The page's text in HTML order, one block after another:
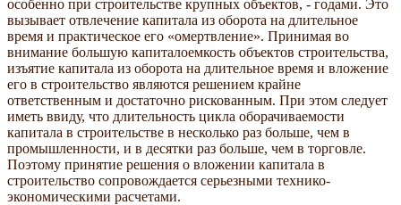
особенно при строительстве крупных объектов, - годами. Это
вызывает отвлечение капитала из оборота на длительное
время и практическое его «омертвление». Принимая во
внимание большую капиталоемкость объектов строительства,
изъятие капитала из оборота на длительное время и вложение
его в строительство являются решением крайне
ответственным и достаточно рискованным. При этом следует
иметь ввиду, что длительность цикла оборачиваемости
капитала в строительстве в несколько раз больше, чем в
промышленности, и в десятки раз больше, чем в торговле.
Поэтому принятие решения о вложении капитала в
строительство сопровождается серьезными технико-
экономическими расчетами.